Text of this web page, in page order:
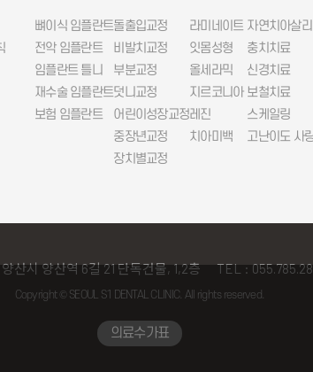
뼈이식 임플란트
전악 임플란트
임플란트 틀니
재수술 임플란트
보험 임플란트
돌출입교정
비발치교정
부분교정
덧니교정
어린이성장교정
중장년교정
장치별교정
라미네이트
잇몸성형
올세라믹
지르코니아
레진
치아미백
자연치아살
충치치료
신경치료
보철치료
스케일링
고난이도 사
산시 양산역 6길 21 단독건물, 1,2층 TEL :
Copyright © SEOUL S1 DENTAL CLINIC. All rights reserved.
의료수가표